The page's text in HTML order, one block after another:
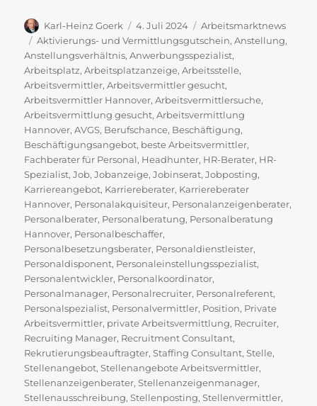
Autor
Karl-Heinz Goerk
Veröffentlicht
am
4. Juli 2024 Kategorien
Arbeitsmarktnews
Schlagwörter
Aktivierungs- und Vermittlungsgutschein,Anstellung,
Anstellungsverhältnis,Anwerbungsspezialist,
Arbeitsplatz,Arbeitsplatzanzeige,Arbeitsstelle,
Arbeitsvermittler,Arbeitsvermittler gesucht,
Arbeitsvermittler Hannover,Arbeitsvermittlersuche,
Arbeitsvermittlung gesucht,Arbeitsvermittlung
Hannover,AVGS, Berufschance, Beschäftigung,
Beschäftigungsangebot, beste Arbeitsvermittler,
Fachberater für Personal, Headhunter, HR-Berater, HR-
Spezialist,Job,Jobanzeige,Jobinserat,Jobposting,
Karriereangebot, Karriereberater, Karriereberater
Hannover, Personalakquisiteur, Personalanzeigenberater,
Personalberater, Personalberatung, Personalberatung
Hannover, Personalbeschaffer,
Personalbesetzungsberater, Personaldienstleister,
Personaldisponent, Personaleinstellungsspezialist,
Personalentwickler, Personalkoordinator,
Personalmanager, Personalrecruiter, Personalreferent,
Personalspezialist, Personalvermittler, Position, Private
Arbeitsvermittler, private Arbeitsvermittlung, Recruiter,
Recruiting Manager, Recruitment Consultant,
Rekrutierungsbeauftragter,Staffing Consultant,Stelle,
Stellenangebot,Stellenangebote Arbeitsvermittler,
Stellenanzeigenberater,Stellenanzeigenmanager,
Stellenausschreibung,Stellenposting,Stellenvermittler,